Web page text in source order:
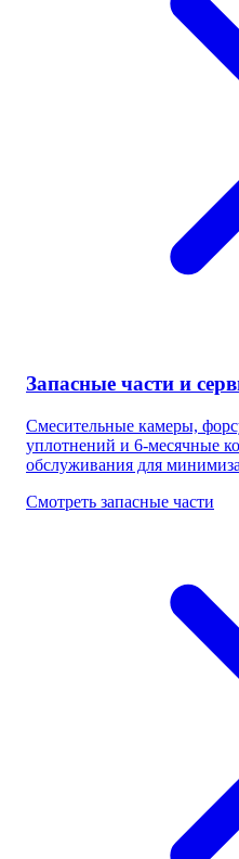
Запасные части и
Смесительные камеры,
уплотнений и 6-месячные
обслуживания для
Смотреть запасные части